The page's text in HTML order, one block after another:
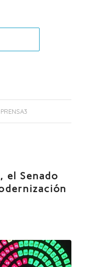
PRENSA3
el Senado